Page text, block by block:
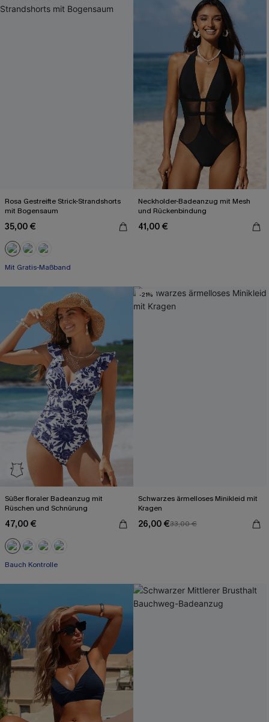
Rosa Gestreifte Strick-Strandshorts
mit Bogensaum
35,00 €
Mit Gratis-Maßband
Neckholder-Badeanzug mit Mesh
und Rückenbindung
41,00 €
Süßer floraler Badeanzug mit
Rüschen und Schnürung
47,00 €
Bauch Kontrolle
-21%
Schwarzes ärmelloses Minikleid mit
Kragen
26,00 €33,00 €